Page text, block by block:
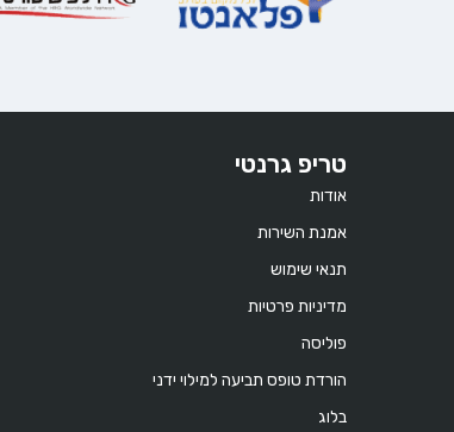
טריפ גרנטי
אודות
אמנת השירות
תנאי שימוש
מדיניות פרטיות
פוליסה
הורדת טופס תביעה למילוי ידני
בלוג